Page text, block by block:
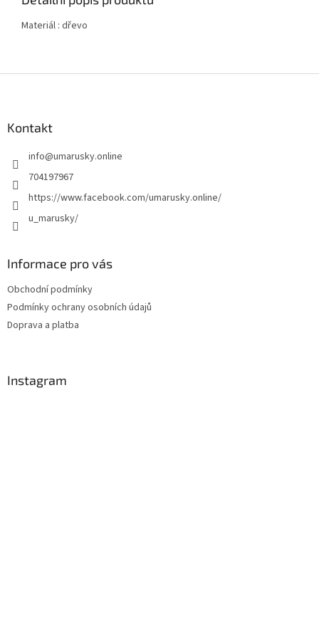
Materiál : dřevo
Kontakt
info@umarusky.online
704197967
https://www.facebook.com/umarusky.online/
u_marusky/
Informace pro vás
Obchodní podmínky
Podmínky ochrany osobních údajů
Doprava a platba
Instagram